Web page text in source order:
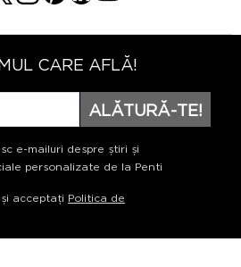
CARE AFLĂ!
ALĂTURĂ-TE!
e-mailuri despre știri și
personalizate de la Penti
acceptați Politica de